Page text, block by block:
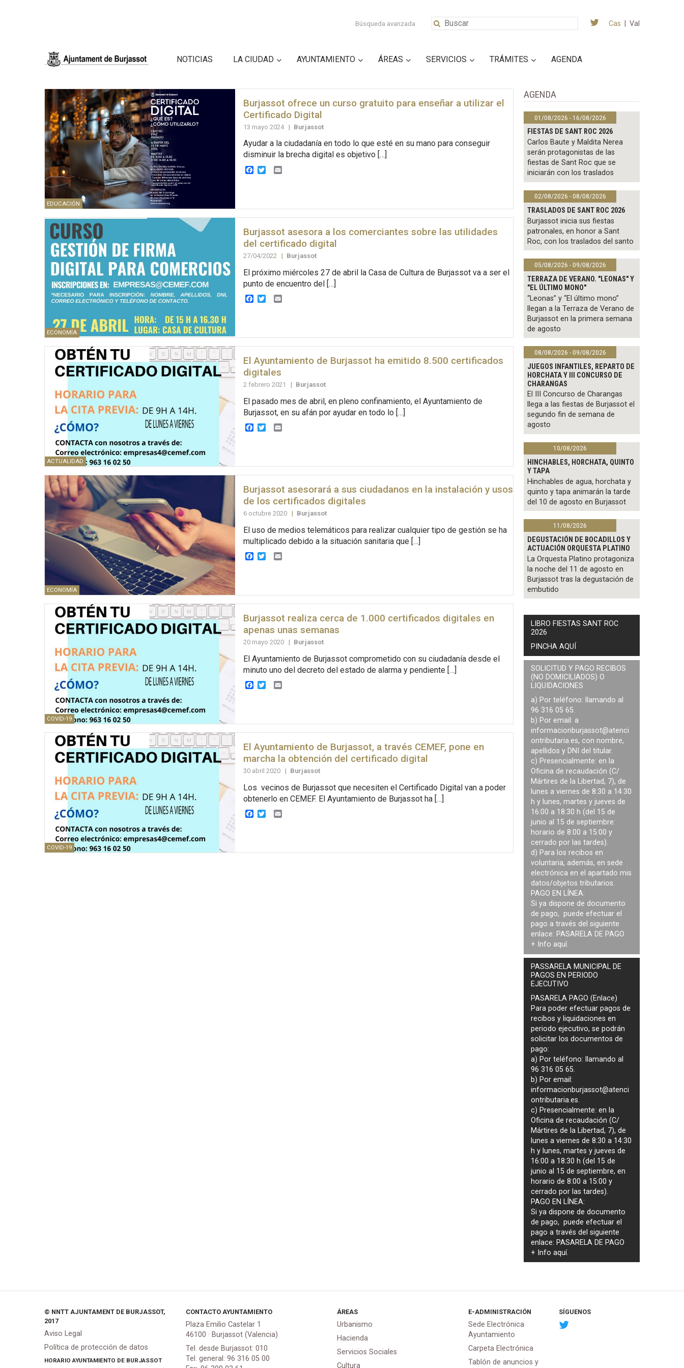
Búsqueda avanzada Cas Val
NOTICIAS LA CIUDAD AYUNTAMIENTO ÁREAS SERVICIOS TRÁMITES AGENDA
EDUCACIÓN
Burjassot ofrece un curso gratuito para enseñar a utilizar el
Certificado Digital
13 mayo 2024 | Burjassot
Ayudar a la ciudadanía en todo lo que esté en su mano para conseguir
disminuir la brecha digital es objetivo […]
Facebook
TwitterEmail
ECONOMÍA
Burjassot asesora a los comerciantes sobre las utilidades
del certificado digital
27/04/2022 | Burjassot
El próximo miércoles 27 de abril la Casa de Cultura de Burjassot va a ser el
punto de encuentro del […]
Facebook
TwitterEmail
ACTUALIDAD
El Ayuntamiento de Burjassot ha emitido 8.500 certificados
digitales
2 febrero 2021 | Burjassot
El pasado mes de abril, en pleno confinamiento, el Ayuntamiento de
Burjassot, en su afán por ayudar en todo lo […]
Facebook
TwitterEmail
ECONOMÍA
Burjassot asesorará a sus ciudadanos en la instalación y usos
de los certificados digitales
6 octubre 2020 | Burjassot
El uso de medios telemáticos para realizar cualquier tipo de gestión se ha
multiplicado debido a la situación sanitaria que […]
Facebook
TwitterEmail
COVID-19
Burjassot realiza cerca de 1.000 certificados digitales en
apenas unas semanas
20 mayo 2020 | Burjassot
El Ayuntamiento de Burjassot comprometido con su ciudadanía desde el
minuto uno del decreto del estado de alarma y pendiente […]
Facebook
TwitterEmail
COVID-19
El Ayuntamiento de Burjassot, a través CEMEF, pone en
marcha la obtención del certificado digital
30 abril 2020 | Burjassot
Los vecinos de Burjassot que necesiten el Certificado Digital van a poder
obtenerlo en CEMEF. El Ayuntamiento de Burjassot ha […]
Facebook
Twitter
AGENDA
01/08/2026 - 16/08/2026
FIESTAS DE SANT ROC 2026
Carlos Baute y Maldita Nerea
serán protagonistas de las
fiestas de Sant Roc que se
iniciarán con los traslados
02/08/2026 - 08/08/2026
TRASLADOS DE SANT ROC 2026
Burjassot inicia sus fiestas
patronales, en honor a Sant
Roc, con los traslados del santo
05/08/2026 - 09/08/2026
TERRAZA DE VERANO. "LEONAS" Y
"EL ÚLTIMO MONO"
“Leonas” y “El último mono”
llegan a la Terraza de Verano de
Burjassot en la primera semana
de agosto
08/08/2026 - 09/08/2026
JUEGOS INFANTILES, REPARTO DE
HORCHATA Y III CONCURSO DE
CHARANGAS
El III Concurso de Charangas
llega a las fiestas de Burjassot el
segundo fin de semana de
agosto
10/08/2026
HINCHABLES, HORCHATA, QUINTO
Y TAPA
Hinchables de agua, horchata y
quinto y tapa animarán la tarde
del 10 de agosto en Burjassot
11/08/2026
DEGUSTACIÓN DE BOCADILLOS Y
ACTUACIÓN ORQUESTA PLATINO
La Orquesta Platino protagoniza
la noche del 11 de agosto en
Burjassot tras la degustación de
embutido
LIBRO FIESTAS SANT ROC
2026
PINCHA AQUÍ
SOLICITUD Y PAGO RECIBOS
(NO DOMICILIADOS) O
LIQUIDACIONES
a) Por teléfono: llamando al
96 316 05 65.
b) Por email: a
informacionburjassot@atenci
ontributaria.es, con nombre,
apellidos y DNI del titular.
c) Presencialmente: en la
Oficina de recaudación (C/
Mártires de la Libertad, 7), de
lunes a viernes de 8:30 a 14:30
h y lunes, martes y jueves de
16:00 a 18:30 h (del 15 de
junio al 15 de septiembre:
horario de 8:00 a 15:00 y
cerrado por las tardes).
d) Para los recibos en
voluntaria, además, en sede
electrónica en el apartado mis
datos/objetos tributarios.
PAGO EN LÍNEA:
Si ya dispone de documento
de pago, puede efectuar el
pago a través del siguiente
enlace: PASARELA DE PAGO
+ Info aquí.
PASSARELA MUNICIPAL DE
PAGOS EN PERIODO
EJECUTIVO
PASARELA PAGO (Enlace)
Para poder efectuar pagos de
recibos y liquidaciones en
periodo ejecutivo, se podrán
solicitar los documentos de
pago:
a) Por teléfono: llamando al
96 316 05 65.
b) Por email:
informacionburjassot@atenci
ontributaria.es.
c) Presencialmente: en la
Oficina de recaudación (C/
Mártires de la Libertad, 7), de
lunes a viernes de 8:30 a 14:30
h y lunes, martes y jueves de
16:00 a 18:30 h (del 15 de
junio al 15 de septiembre, en
horario de 8:00 a 15:00 y
cerrado por las tardes).
PAGO EN LÍNEA:
Si ya dispone de documento
de pago, puede efectuar el
pago a través del siguiente
enlace: PASARELA DE PAGO
+ Infoaquí.
© NNTT AJUNTAMENT DE BURJASSOT,
2017
Aviso Legal
Política de protección de datos
HORARIO AYUNTAMIENTO DE BURJASSOT
CONTACTO AYUNTAMIENTO
Plaza Emilio Castelar 1
46100 · Burjassot (Valencia)
Tel. desde Burjassot: 010
Tel. general: 96 316 05 00
ÁREAS
Urbanismo
Hacienda
Servicios Sociales
Cultura
E-ADMINISTRACIÓN
Sede Electrónica
Ayuntamiento
Carpeta Electrónica
Tablón de anuncios y
SÍGUENOS